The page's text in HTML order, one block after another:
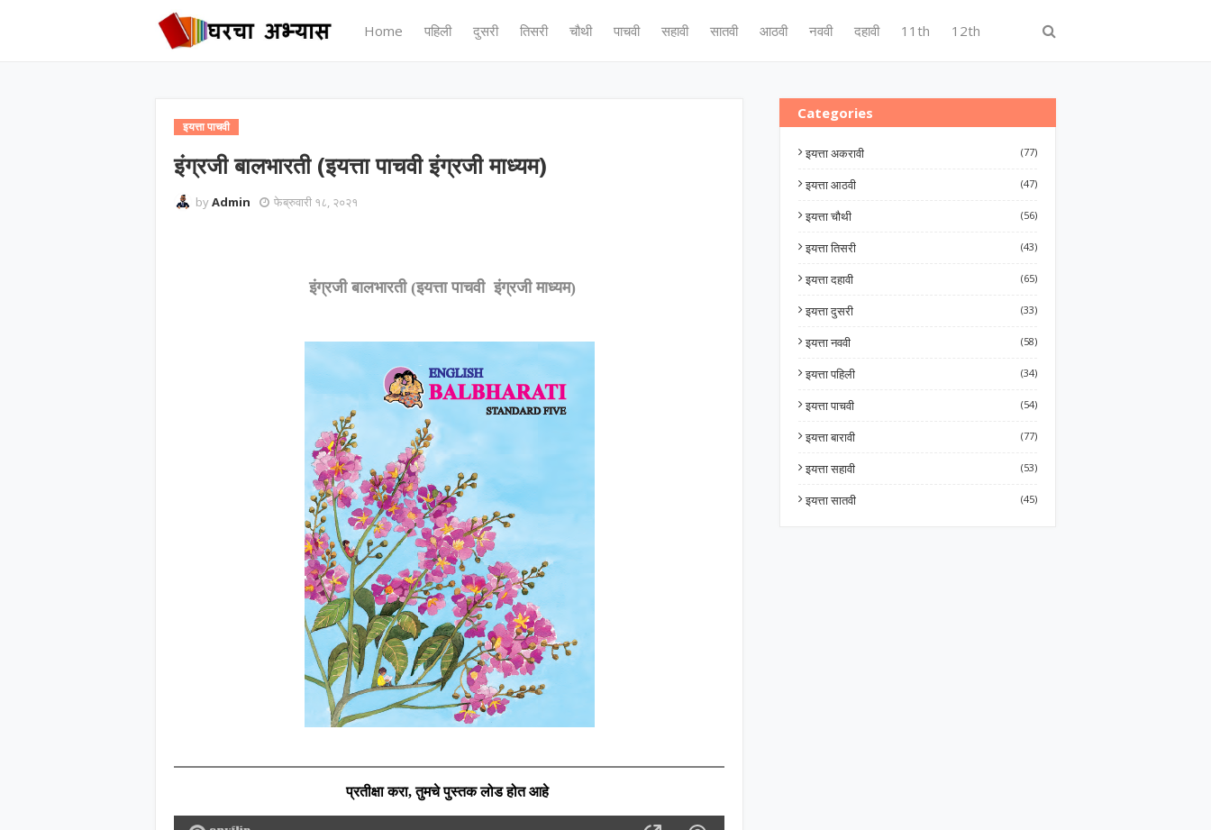
Home पहिली दुसरी तिसरी चौथी पाचवी सहावी सातवी आठवी नववी दहावी 11th 12th
इयत्ता पाचवी
इंग्रजी बालभारती (इयत्ता पाचवी इंग्रजी माध्यम)
byAdmin फेब्रुवारी १८, २०२१
इंग्रजी बालभारती (इयत्ता पाचवी इंग्रजी माध्यम)
प्रतीक्षा करा,तुमचे पुस्तक लोड होत आहे
Categories
इयत्ता अकरावी (77)
इयत्ता आठवी (47)
इयत्ता चौथी (56)
इयत्ता तिसरी (43)
इयत्ता दहावी (65)
इयत्ता दुसरी (33)
इयत्ता नववी (58)
इयत्ता पहिली (34)
इयत्ता पाचवी (54)
इयत्ता बारावी (77)
इयत्ता सहावी (53)
इयत्ता सातवी (45)